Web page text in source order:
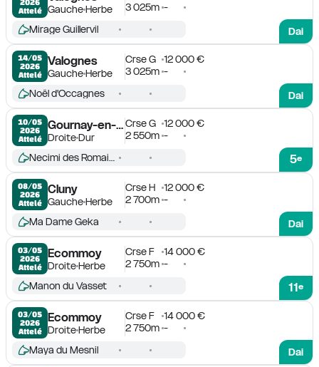
Attelé
GaucheHerbe
3 025m -
Dai
Mirage Guillervil
14/05
2026
Attelé
Valognes
GaucheHerbe
Crse G
12 000 €
3 025m -
Dai
Noël d'Occagnes
10/05
2026
Attelé
Gournay-en-Bray
DroiteDur
Crse G
12 000 €
2 550m -
5e
Necimi des Romains
08/05
2026
Attelé
Cluny
GaucheHerbe
Crse H
12 000 €
2 700m -
Dai
Ma Dame Geka
03/05
2026
Attelé
Ecommoy
DroiteHerbe
Crse F
14 000 €
2 750m -
11e
Manon du Vasset
03/05
2026
Attelé
Ecommoy
DroiteHerbe
Crse F
14 000 €
2 750m -
Dai
Maya du Mesnil